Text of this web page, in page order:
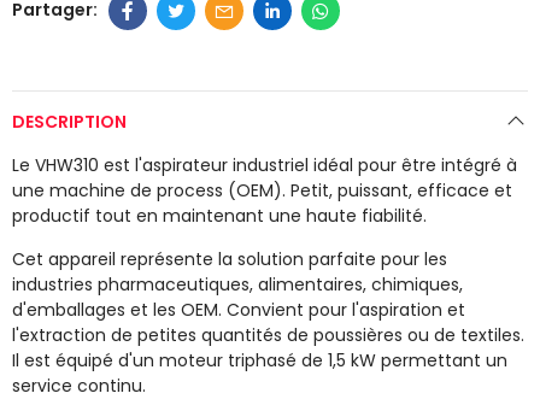
DESCRIPTION
Le VHW310 est l'aspirateur industriel idéal pour être intégré à
une machine de process (OEM). Petit, puissant, efficace et
productif tout en maintenant une haute fiabilité.
Cet appareil représente la solution parfaite pour les
industries pharmaceutiques, alimentaires, chimiques,
d'emballages et les OEM. Convient pour l'aspiration et
l'extraction de petites quantités de poussières ou de textiles.
Il est équipé d'un moteur triphasé de 1,5 kW permettant un
service continu.